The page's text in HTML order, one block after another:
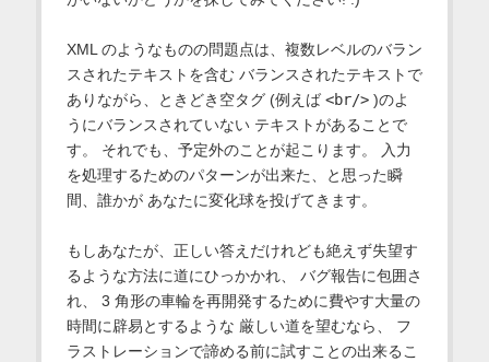
XML のようなものの問題点は、複数レベルのバラン
スされたテキストを含む バランスされたテキストで
ありながら、ときどき空タグ (例えば <br/>)のよ
うにバランスされていない テキストがあることで
す。 それでも、予定外のことが起こります。 入力
を処理するためのパターンが出来た、と思った瞬
間、誰かが あなたに変化球を投げてきます。
もしあなたが、正しい答えだけれども絶えず失望す
るような方法に道にひっかかれ、 バグ報告に包囲さ
れ、 3 角形の車輪を再開発するために費やす大量の
時間に辟易とするような 厳しい道を望むなら、 フ
ラストレーションで諦める前に試すことの出来るこ